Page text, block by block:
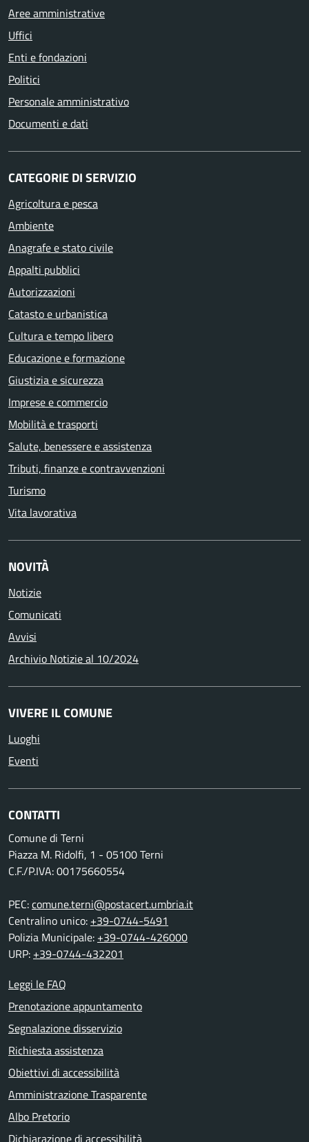
Aree amministrative
Uffici
Enti e fondazioni
Politici
Personale amministrativo
Documenti e dati
CATEGORIE DI SERVIZIO
Agricoltura e pesca
Ambiente
Anagrafe e stato civile
Appalti pubblici
Autorizzazioni
Catasto e urbanistica
Cultura e tempo libero
Educazione e formazione
Giustizia e sicurezza
Imprese e commercio
Mobilità e trasporti
Salute, benessere e assistenza
Tributi, finanze e contravvenzioni
Turismo
Vita lavorativa
NOVITÀ
Notizie
Comunicati
Avvisi
Archivio Notizie al 10/2024
VIVERE IL COMUNE
Luoghi
Eventi
CONTATTI
Comune di Terni
Piazza M. Ridolfi, 1 - 05100 Terni
C.F./P.IVA: 00175660554
PEC:comune.terni@postacert.umbria.it
Centralino unico: +39-0744-5491
Polizia Municipale: +39-0744-426000
URP: +39-0744-432201
Leggi le FAQ
Prenotazione appuntamento
Segnalazione disservizio
Richiesta assistenza
Obiettivi di accessibilità
Amministrazione Trasparente
Albo Pretorio
Dichiarazione di accessibilità